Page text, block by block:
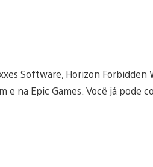
Software, Horizon Forbidden
na Epic Games. Você já pode